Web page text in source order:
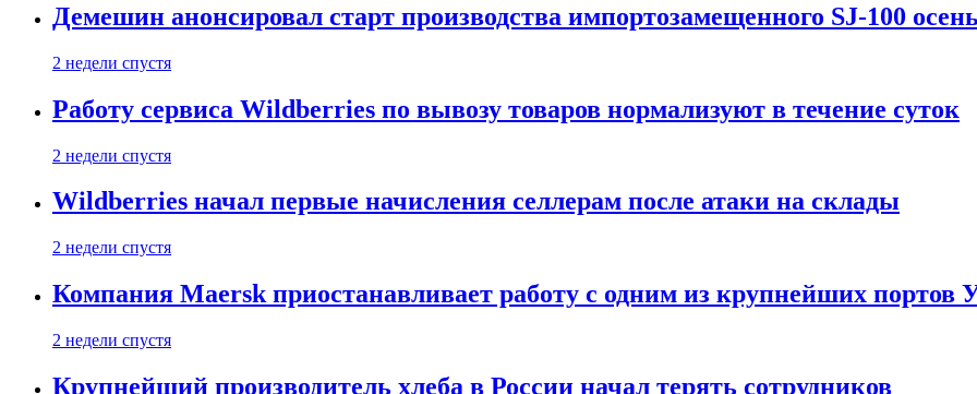
Демешин анонсировал старт производства импортозамещенного SJ-100
2 недели спустя
Работу сервиса Wildberries по вывозу товаров нормализуют в течение суток
2 недели спустя
Wildberries начал первые начисления селлерам после атаки на склады
2 недели спустя
Компания Maersk приостанавливает работу с одним из крупнейших портов
2 недели спустя
Крупнейший производитель хлеба в России начал терять сотрудников